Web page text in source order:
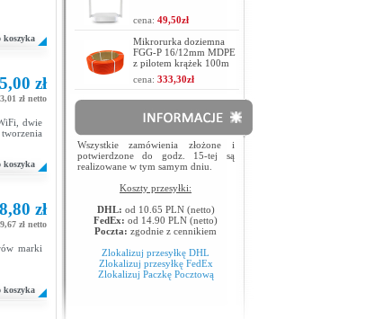
koszyka
zł
zł netto
dwie
koszyka
zł
zł netto
marki
koszyka
cena: 49,50zł
Mikrorurka doziemna
FGG-P 16/12mm MDPE
z pilotem krążek 100m
cena: 333,30zł
Wszystkie zamówienia złożone i
potwierdzone do godz. 15-tej są
realizowane w tym samym dniu.
Koszty przesyłki:
DHL: od 10.65 PLN (netto)
FedEx: od 14.90 PLN (netto)
Poczta: zgodnie z cennikiem
Zlokalizuj przesyłkę DHL
Zlokalizuj przesyłkę FedEx
Zlokalizuj Paczkę Pocztową